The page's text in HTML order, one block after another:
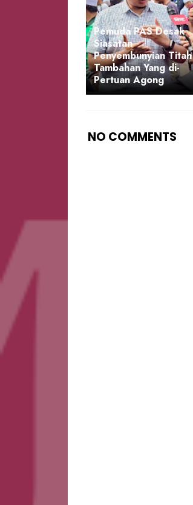
Pemuda PAS Desak
Siasatan
Penyembunyian Titah
Tambahan Yang di-
Pertuan Agong
NO COMMENTS